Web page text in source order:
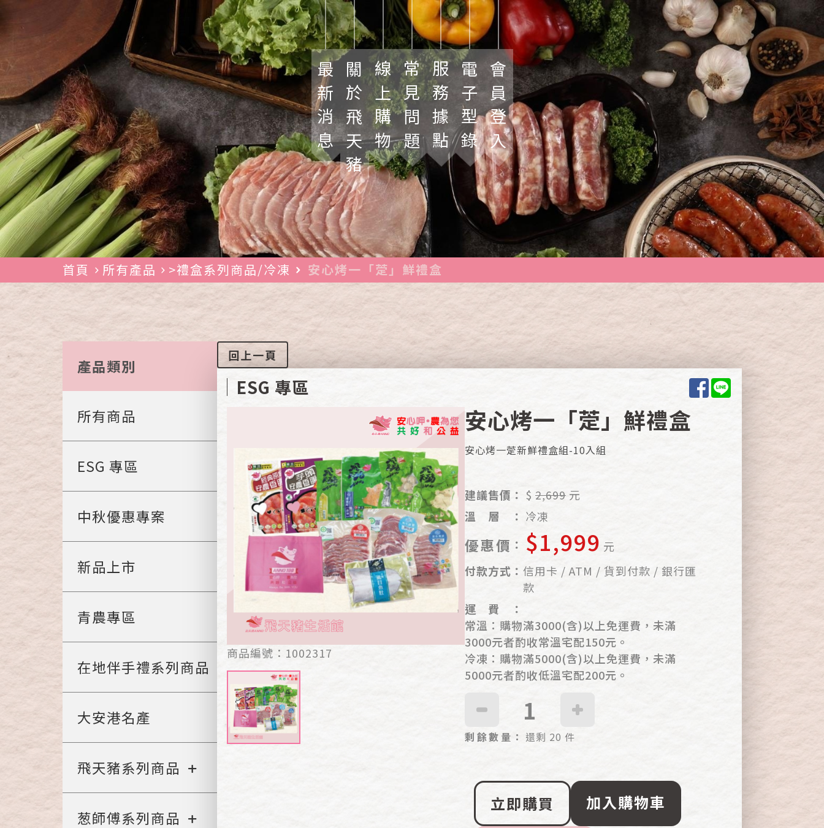
最新消息關於飛天豬線上購物常見問題服務據點電子型錄會員登入
首頁 所有產品 >禮盒系列商品/冷凍 安心烤一「萣」鮮禮盒
產品類別
所有商品
ESG 專區
中秋優惠專案
新品上市
青農專區
在地伴手禮系列商品
大安港名產
飛天豬系列商品
葱師傅系列商品
回上一頁
Facebook
ESG 專區
商品編號： 1002317
安心烤一「萣」鮮禮盒
安心烤一萣新鮮禮盒組-10入組
建議售價： $ 2,699 元
溫
層 ： 冷凍
優惠價 ： $1,999 元
付款方式 ： 信用卡 / ATM / 貨到付款 / 銀行匯
款
運
費
：
常溫：購物滿3000(含)以上免運費，未滿
3000元者酌收常溫宅配150元。
冷凍：購物滿5000(含)以上免運費，未滿
5000元者酌收低溫宅配200元。
剩 餘數 量 ： 還剩 20 件
立即購買 加入購物車